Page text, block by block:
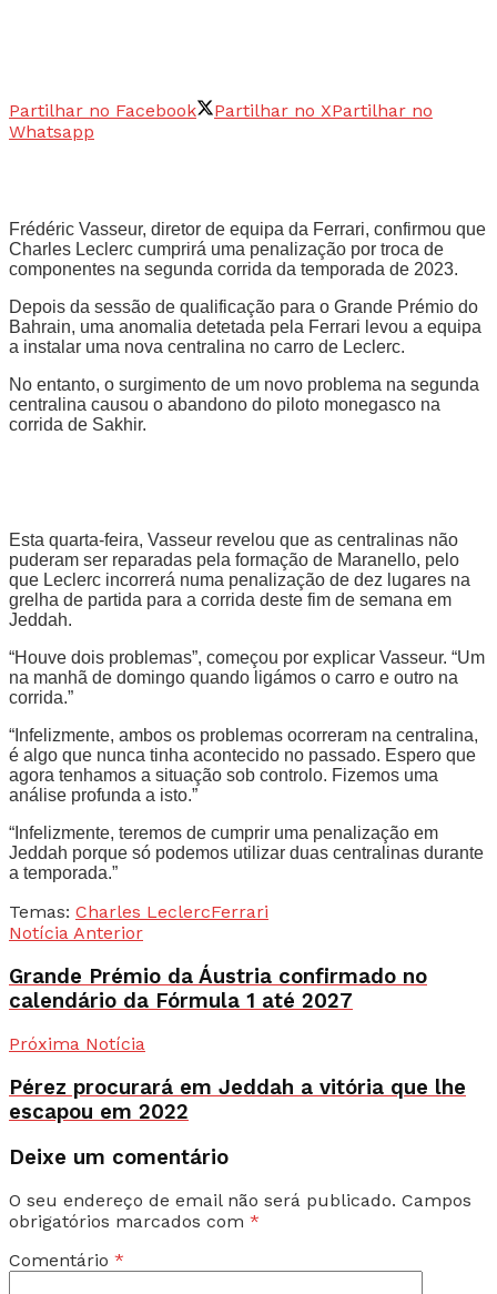
Partilhar no Facebook Partilhar no XPartilhar no
Whatsapp
Frédéric Vasseur, diretor de equipa da Ferrari, confirmou que
Charles Leclerc cumprirá uma penalização por troca de
componentes na segunda corrida da temporada de 2023.
Depois da sessão de qualificação para o Grande Prémio do
Bahrain, uma anomalia detetada pela Ferrari levou a equipa
a instalar uma nova centralina no carro de Leclerc.
No entanto, o surgimento de um novo problema na segunda
centralina causou o abandono do piloto monegasco na
corrida de Sakhir.
Esta quarta-feira, Vasseur revelou que as centralinas não
puderam ser reparadas pela formação de Maranello, pelo
que Leclerc incorrerá numa penalização de dez lugares na
grelha de partida para a corrida deste fim de semana em
Jeddah.
“Houve dois problemas”, começou por explicar Vasseur. “Um
na manhã de domingo quando ligámos o carro e outro na
corrida.”
“Infelizmente, ambos os problemas ocorreram na centralina,
é algo que nunca tinha acontecido no passado. Espero que
agora tenhamos a situação sob controlo. Fizemos uma
análise profunda a isto.”
“Infelizmente, teremos de cumprir uma penalização em
Jeddah porque só podemos utilizar duas centralinas durante
a temporada.”
Temas: Charles LeclercFerrari
Notícia Anterior
Grande Prémio da Áustria confirmado no
calendário da Fórmula 1 até 2027
Próxima Notícia
Pérez procurará em Jeddah a vitória que lhe
escapou em 2022
Deixe um comentário
O seu endereço de email não será publicado. Campos
obrigatórios marcados com *
Comentário *